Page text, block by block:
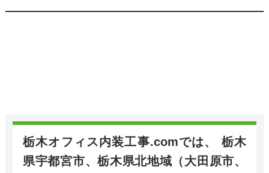
栃木オフィス内装工事.comでは、 栃木
県宇都宮市、栃木県北地域（大田原市、